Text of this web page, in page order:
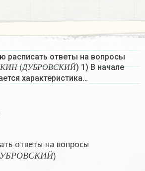
расписать ответы на вопросы
КИ Н
ИН
Д УБР ОВ СКИЙ
(ДУБРОВСКИЙ) 1) В начале
характеристика…
ответы на вопросы
Б Р О В С КИ Й
БРОВСКИЙ)